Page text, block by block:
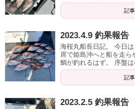
記
2023.4.9 釣果報告
海桜丸船長日記。 今日
席で姫島沖へと船を走
鯛が釣れるはず。 序盤
記
2023.2.5 釣果報告